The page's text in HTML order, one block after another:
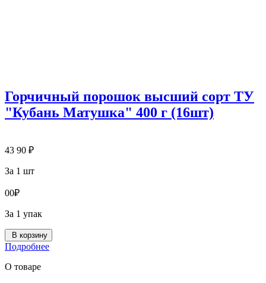
Горчичный порошок высший сорт ТУ
"Кубань Матушка" 400 г (16шт)
43 90 ₽
За 1 шт
00₽
За 1 упак
В корзину
Подробнее
О товаре